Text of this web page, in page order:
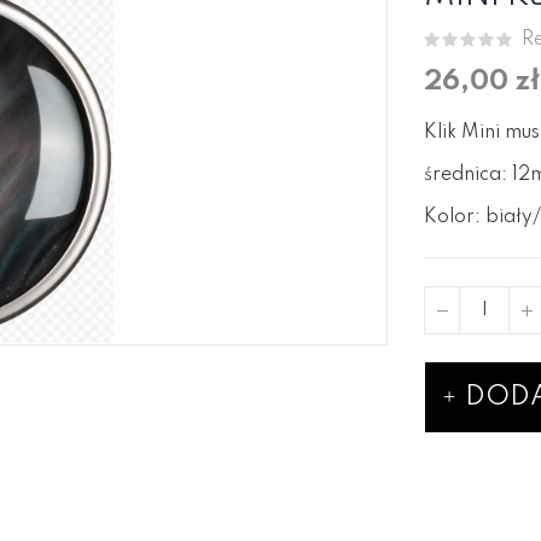
26,00 zł
Klik Mini
średnica:
Kolor: